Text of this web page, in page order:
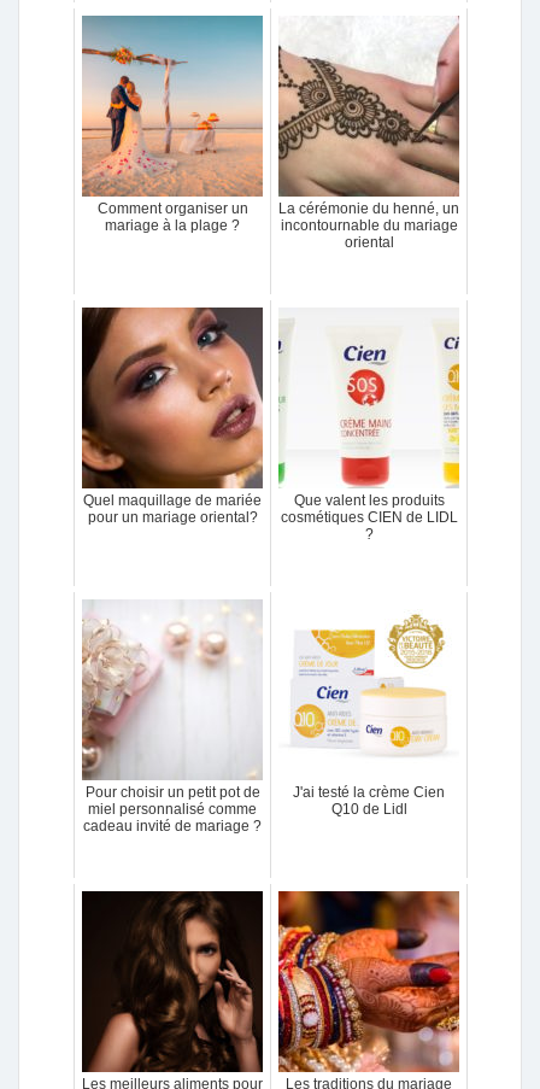
Comment organiser un
mariage à la plage ?
La cérémonie du henné, un
incontournable du mariage
oriental
Quel maquillage de mariée
pour un mariage oriental?
Que valent les produits
cosmétiques CIEN de LIDL
?
Pour choisir un petit pot de
miel personnalisé comme
cadeau invité de mariage ?
J'ai testé la crème Cien
Q10 de Lidl
Les meilleurs aliments pour Les traditions du mariage